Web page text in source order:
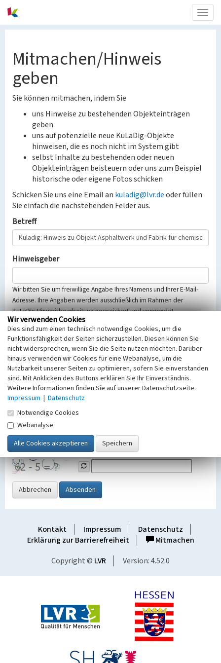
Mitmachen/Hinweis
geben
Sie können mitmachen, indem Sie
uns Hinweise zu bestehenden Objekteinträgen
geben
uns auf potenzielle neue KuLaDig-Objekte
hinweisen, die es noch nicht im System gibt
selbst Inhalte zu bestehenden oder neuen
Objekteinträgen beisteuern oder uns zum Beispiel
historische oder eigene Fotos schicken
Schicken Sie uns eine Email an kuladig@lvr.deoder füllen
Sie einfach die nachstehenden Felder aus.
Betreff
Hinweisgeber
Wir bitten Sie um freiwillige Angabe Ihres Namens und Ihrer E-Mail-
Adresse. Ihre Angaben werden ausschließlich im Rahmen der
KuLaDig-Hinweisbearbeitung gespeichert und verwendet.
Selbstverständlich werden diese entsprechend der Vorschriften des
Telemediengesetzes, des Datenschutzgesetzes NRW und der seit
dem 25.05.2018 gültigen Europäischen Datenschutzgrundverordnung
(EU-DSGVO) vertraulich behandelt, beachten Sie bitte unsere
Hinweise zumDatenschutz
Nachricht
SicherheitsabfrageTragen Sie unten das Rechenergebnis aus der
Grafik ein
Abbrechen Absenden
Kontakt Impressum
Datenschutz
Erklärung zur Barrierefreiheit
Mitmachen
Copyright © LVR Version: 4.52.0
Wir verwenden Cookies
Dies sind zum einen technisch notwendige Cookies, um die
Funktionsfähigkeit der Seiten sicherzustellen. Diesen können Sie
nicht widersprechen, wenn Sie die Seite nutzen möchten. Darüber
hinaus verwenden wir Cookies für eine Webanalyse, um die
Nutzbarkeit unserer Seiten zu optimieren, sofern Sie einverstanden
sind. Mit Anklicken des Buttons erklären Sie Ihr Einverständnis.
Weitere Informationen finden Sie auf unserer Datenschutzseite.
Impressum | Datenschutz
Notwendige Cookies
Webanalyse